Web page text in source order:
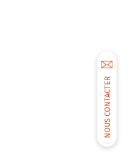
NOUS CONTACTER